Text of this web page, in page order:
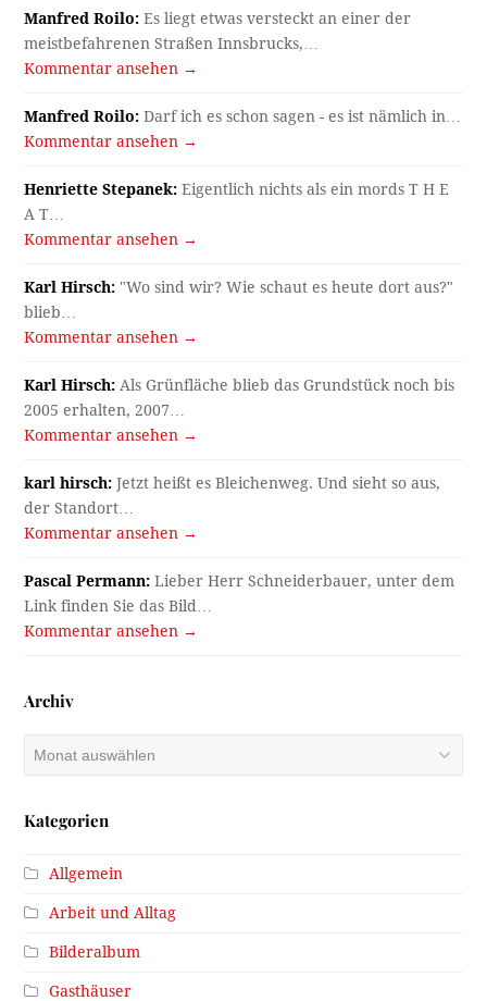
Manfred Roilo: Es liegt etwas versteckt an einer der
meistbefahrenen Straßen Innsbrucks,…
Kommentar ansehen →
Manfred Roilo: Darf ich es schon sagen - es ist nämlich in…
Kommentar ansehen →
Henriette Stepanek: Eigentlich nichts als ein mords T H E
A T…
Kommentar ansehen →
Karl Hirsch: "Wo sind wir? Wie schaut es heute dort aus?"
blieb…
Kommentar ansehen →
Karl Hirsch: Als Grünfläche blieb das Grundstück noch bis
2005 erhalten, 2007…
Kommentar ansehen →
karl hirsch: Jetzt heißt es Bleichenweg. Und sieht so aus,
der Standort…
Kommentar ansehen →
Pascal Permann: Lieber Herr Schneiderbauer, unter dem
Link finden Sie das Bild…
Kommentar ansehen →
Archiv
Kategorien
Allgemein
Arbeit und Alltag
Bilderalbum
Gasthäuser